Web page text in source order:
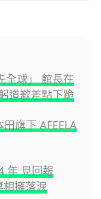
全球」 館長在
道歉差點下跪
旗下 AFEELA
年 見回報
擁落淚